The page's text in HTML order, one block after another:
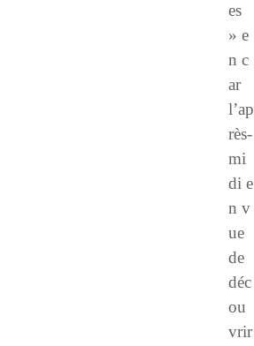
es
» e
n c
ar
l’ap
rès-
mi
di e
n v
ue
de
déc
ou
vrir